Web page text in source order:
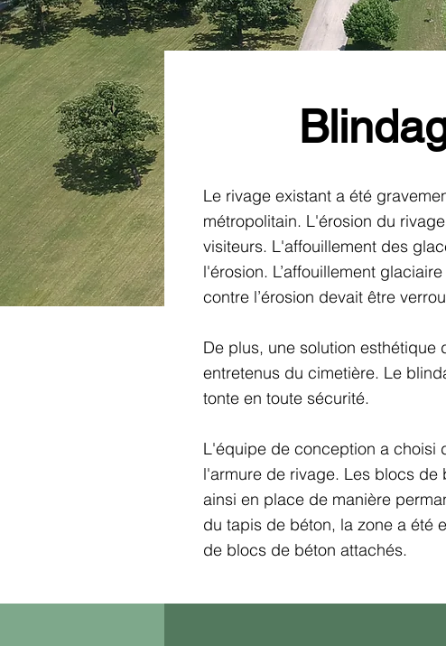
Le rivage existant a été
métropolitain. L'érosion du
visiteurs. L'affouillement des
l'érosion. L’affouillement
contre l’érosion devait être
De plus, une solution esthétique
entretenus du cimetière. Le
tonte en toute sécurité.
L'équipe de conception a choisi
l'armure de rivage. Les blocs de
ainsi en place de manière
du tapis de béton, la zone a été
de blocs de béton attachés.